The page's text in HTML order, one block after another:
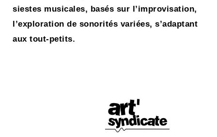
siestes musicales, basés sur l’improvisation,
l’exploration de sonorités variées, s’adaptant
aux tout-petits.